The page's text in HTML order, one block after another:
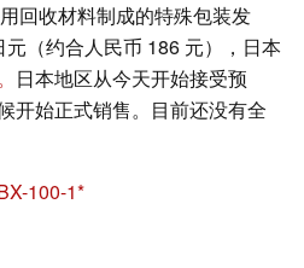
回收材料制成的特殊包装发
（约合人民币 186 元），日本
日本地区从今天开始接受预
开始正式销售。目前还没有全
100-1